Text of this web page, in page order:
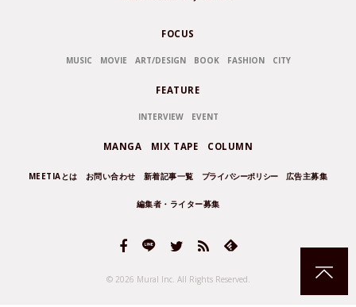
FOCUS
MUSIC MOVIE ART/DESIGN BOOK FASHION CITY
FEATURE
INTERVIEW EVENT
MANGA MIX TAPE COLUMN
MEETIAとは お問い合わせ 新着記事一覧 プライバシーポリシー 広告主募集
編集者・ライター募集
© 2026 Mural Inc. All Rights Reserved.